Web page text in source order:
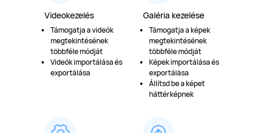
Videokezelés
Támogatja a videók
megtekintésének
többféle módját
Videók importálása és
exportálása
Galéria kezelése
Támogatja a képek
megtekintésének
többféle módját
Képek importálása és
exportálása
Állítsd be a képet
háttérképnek